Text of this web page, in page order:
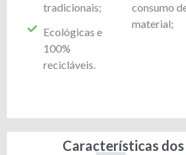
tradicionais;
Ecológicas e
100%
recicláveis.
consumo
material;
Características